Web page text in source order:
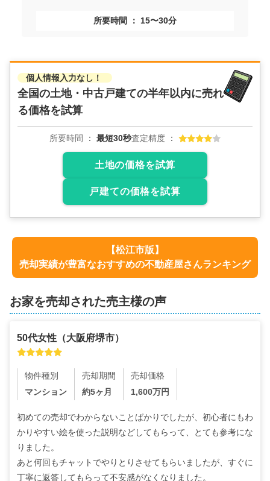
所要時間 15〜30分
個人情報入力なし！
全国の土地・中古戸建ての半年以内に売れ
る価格を試算
所要時間 最短30秒査定精度
土地の価格を試算
戸建ての価格を試算
【松江市版】
売却実績が豊富なおすすめの不動産屋さんランキング
お家を売却された売主様の声
50代女性 （大阪府堺市）
物件種別
マンション
売却期間
約5ヶ月
売却価格
1,600万円
初めての売却でわからないことばかりでしたが、初心者にもわ
かりやすい絵を使った説明などしてもらって、とても参考にな
りました。
あと何回もチャットでやりとりさせてもらいましたが、すぐに
丁寧に返答してもらって不安感がなくなりました。